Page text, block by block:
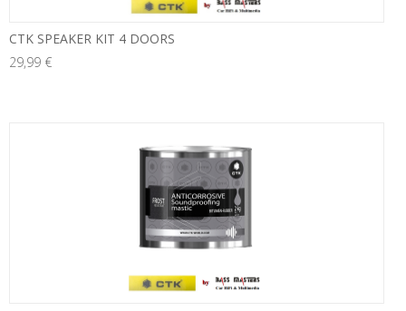
CTK SPEAKER KIT 4 DOORS
29,99 €